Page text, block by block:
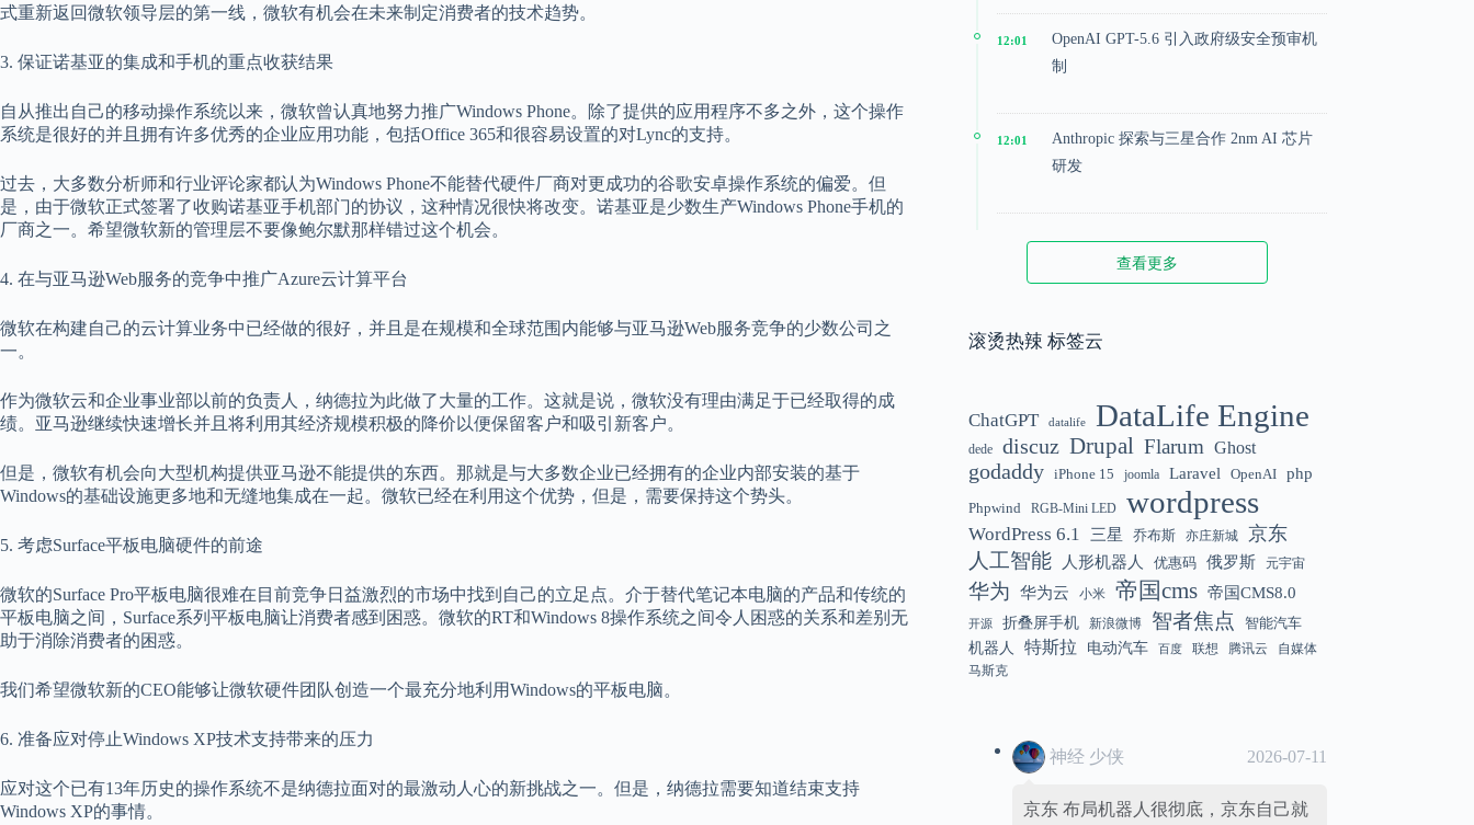
式重新返回微软领导层的第一线，微软有机会在未来制定消费者的技术趋势。
3. 保证诺基亚的集成和手机的重点收获结果
自从推出自己的移动操作系统以来，微软曾认真地努力推广Windows Phone。除了提供的应用程序不多之外，这个操作
系统是很好的并且拥有许多优秀的企业应用功能，包括Office 365和很容易设置的对Lync的支持。
过去，大多数分析师和行业评论家都认为Windows Phone不能替代硬件厂商对更成功的谷歌安卓操作系统的偏爱。但
是，由于微软正式签署了收购诺基亚手机部门的协议，这种情况很快将改变。诺基亚是少数生产Windows Phone手机的
厂商之一。希望微软新的管理层不要像鲍尔默那样错过这个机会。
4. 在与亚马逊Web服务的竞争中推广Azure云计算平台
微软在构建自己的云计算业务中已经做的很好，并且是在规模和全球范围内能够与亚马逊Web服务竞争的少数公司之
一。
作为微软云和企业事业部以前的负责人，纳德拉为此做了大量的工作。这就是说，微软没有理由满足于已经取得的成
绩。亚马逊继续快速增长并且将利用其经济规模积极的降价以便保留客户和吸引新客户。
但是，微软有机会向大型机构提供亚马逊不能提供的东西。那就是与大多数企业已经拥有的企业内部安装的基于
Windows的基础设施更多地和无缝地集成在一起。微软已经在利用这个优势，但是，需要保持这个势头。
5. 考虑Surface平板电脑硬件的前途
微软的Surface Pro平板电脑很难在目前竞争日益激烈的市场中找到自己的立足点。介于替代笔记本电脑的产品和传统的
平板电脑之间，Surface系列平板电脑让消费者感到困惑。微软的RT和Windows 8操作系统之间令人困惑的关系和差别无
助于消除消费者的困惑。
我们希望微软新的CEO能够让微软硬件团队创造一个最充分地利用Windows的平板电脑。
6. 准备应对停止Windows XP技术支持带来的压力
应对这个已有13年历史的操作系统不是纳德拉面对的最激动人心的新挑战之一。但是，纳德拉需要知道结束支持
Windows XP的事情。
12:01
OpenAI GPT-5.6 引入政府级安全预审机
制
12:01
Anthropic 探索与三星合作 2nm AI 芯片
研发
12:01
Microsoft 投入 25 亿美元成立 AI 落地实
12:01
Meta 内部模型接近 GPT-5.5 水平，基础
12:01
Gemini 3.5 Flash 强化“AI 操作系统级代
理能力”
12:01
美国解除 Anthropic Fable / Mythos 模型
出口限制
查看更多
滚烫热辣 标签云
ChatGPT datalife DataLife Engine
dede discuz Drupal Flarum Ghost
godaddy iPhone 15 joomla Laravel OpenAI php
Phpwind RGB-Mini LED wordpress
WordPress 6.1 三星 乔布斯 亦庄新城 京东
人工智能 人形机器人 优惠码 俄罗斯 元宇宙
华为 华为云 小米 帝国cms 帝国CMS8.0
开源 折叠屏手机 新浪微博 智者焦点
智能汽车
机器人
特斯拉 电动汽车 百度 联想 腾讯云
自媒体
马斯克
神经 少侠 2026-07-11
京东 布局机器人很彻底，京东自己就